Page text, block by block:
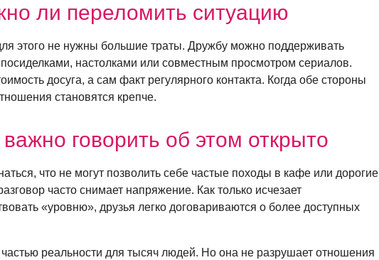
ли переломить ситуацию
этого не нужны большие траты. Дружбу можно поддерживать
настолками или совместным просмотром сериалов.
досуга, а сам факт регулярного контакта. Когда обе стороны
становятся крепче.
говорить об этом открыто
что не могут позволить себе частые походы в кафе или дорогие
часто снимает напряжение. Как только исчезает
«уровню», друзья легко договариваются о более доступных
реальности для тысяч людей. Но она не разрушает отношения